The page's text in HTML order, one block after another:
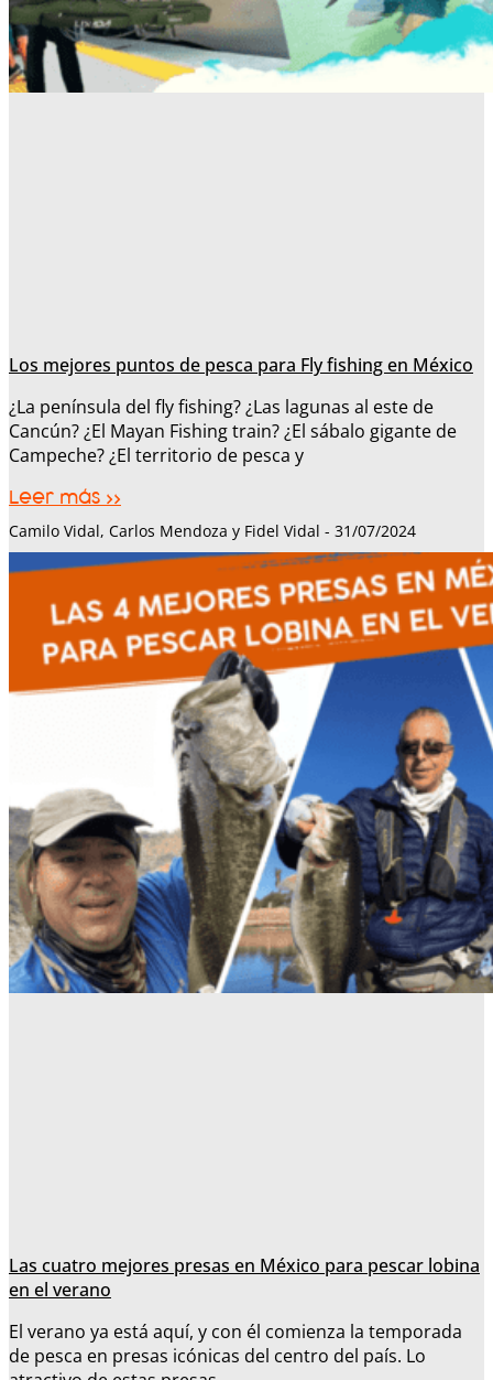
Los mejores puntos de pesca para Fly fishing en México
¿La península del fly fishing? ¿Las lagunas al este de
Cancún? ¿El Mayan Fishing train? ¿El sábalo gigante de
Campeche? ¿El territorio de pesca y
Leer más >>
Camilo Vidal, Carlos Mendoza y Fidel Vidal 31/07/2024
Las cuatro mejores presas en México para pescar lobina
en el verano
El verano ya está aquí, y con él comienza la temporada
de pesca en presas icónicas del centro del país. Lo